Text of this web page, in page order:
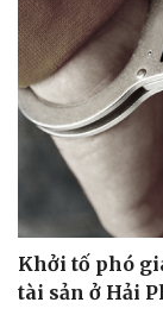
Pháp luật
Vụ án
Tin nóng
Tư vấn luật
Khởi tố phó
tài sản ở Hải